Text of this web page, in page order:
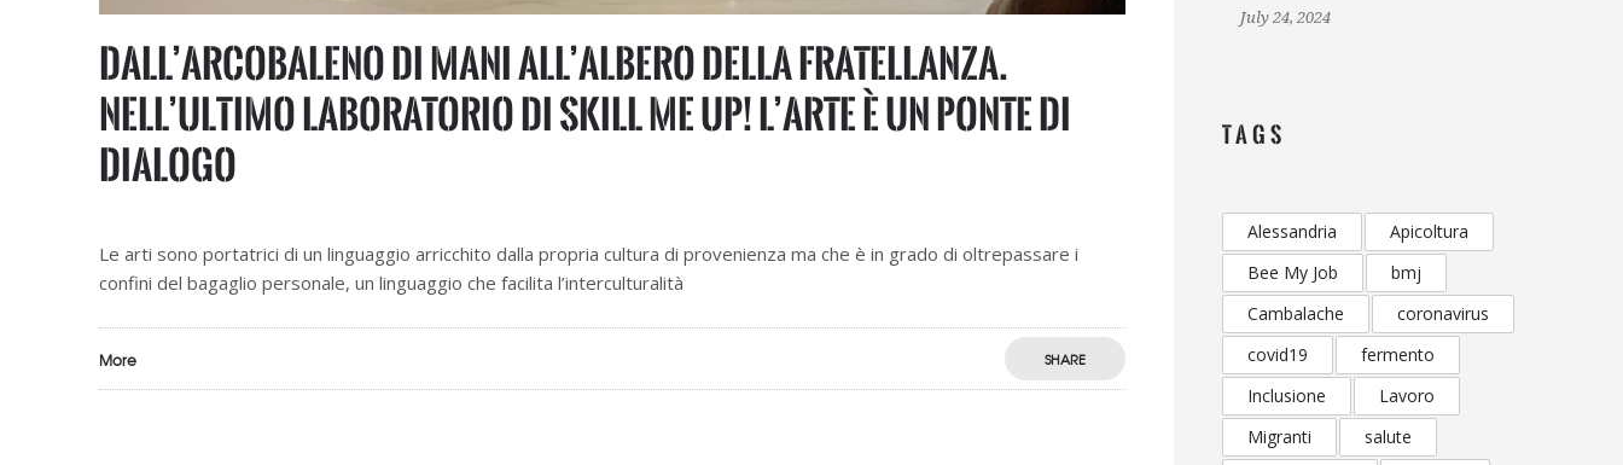
Dall’arcobaleno di mani all’albero della fratellanza.
Nell’ultimo laboratorio di Skill Me UP! l’arte è un ponte di
dialogo
Le arti sono portatrici di un linguaggio arricchito dalla propria cultura di provenienza ma che è in grado di oltrepassare i
confini del bagaglio personale, un linguaggio che facilita l’interculturalità
More SHARE
July 24, 2024
TAGS
Alessandria
Apicoltura
Bee My Job
bmj
Cambalache
coronavirus
covid19
fermento
Inclusione
Lavoro
Migranti
salute